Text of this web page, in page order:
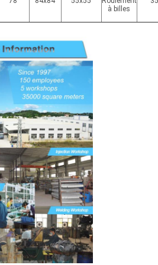
à billes